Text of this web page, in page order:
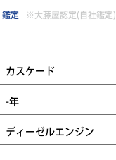
鑑定 ※大藤屋認定(自社鑑定)
カスケード
-年
ディーゼルエンジン